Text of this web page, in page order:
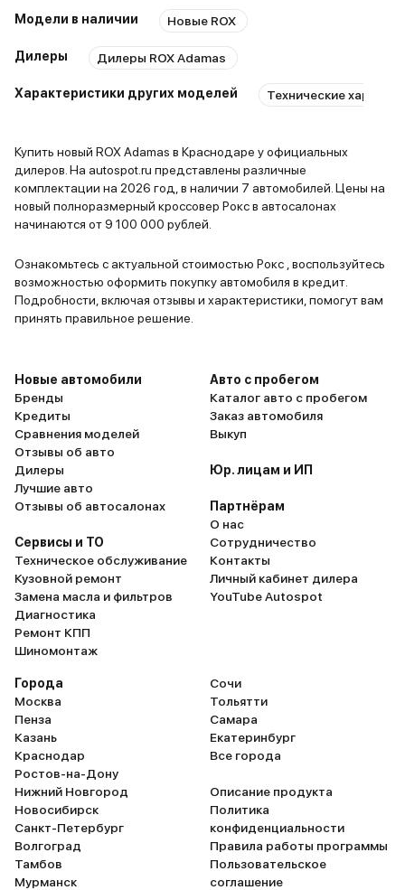
Модели в наличии Новые ROX
Дилеры Дилеры ROX Adamas
Характеристики других моделей Технические
Купить новый ROX Adamas в Краснодаре у официальных
дилеров. На autospot.ru представлены различные
комплектации на 2026 год, в наличии 7 автомобилей. Цены на
новый полноразмерный кроссовер Рокс в автосалонах
начинаются от 9 100 000 рублей.
Ознакомьтесь с актуальной стоимостью Рокс , воспользуйтесь
возможностью оформить покупку автомобиля в кредит.
Подробности, включая отзывы и характеристики, помогут вам
принять правильное решение.
Новые автомобили
Бренды
Кредиты
Сравнения моделей
Отзывы об авто
Дилеры
Лучшие авто
Отзывы об автосалонах
Сервисы и ТО
Техническое обслуживание
Кузовной ремонт
Замена масла и фильтров
Диагностика
Ремонт КПП
Шиномонтаж
Авто с пробегом
Каталог авто с пробегом
Заказ автомобиля
Выкуп
Юр. лицам и ИП
Партнёрам
О нас
Сотрудничество
Контакты
Личный кабинет дилера
YouTube Autospot
Города
Москва
Пенза
Казань
Краснодар
Ростов-на-Дону
Нижний Новгород
Новосибирск
Санкт-Петербург
Волгоград
Тамбов
Мурманск
Сочи
Тольятти
Самара
Екатеринбург
Все города
Описание продукта
Политика
конфиденциальности
Правила работы программы
Пользовательское
соглашение